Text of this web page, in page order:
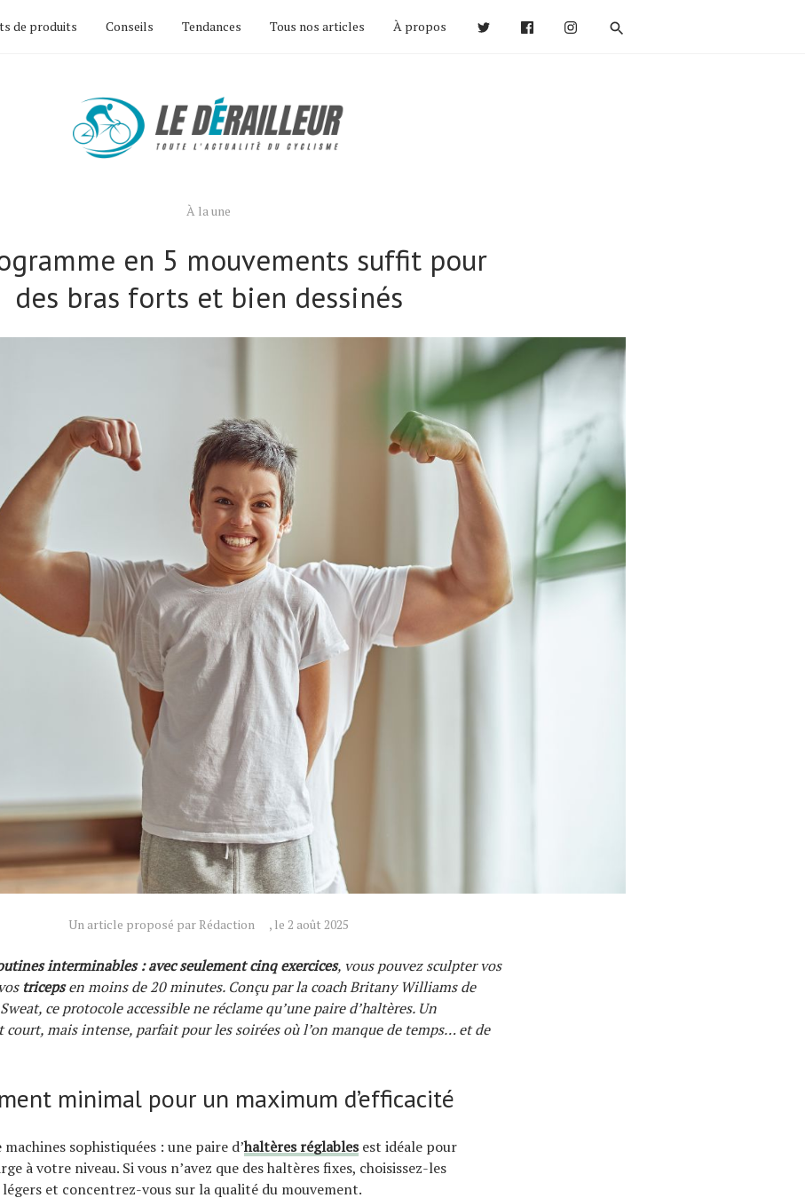
de produits Conseils Tendances Tous nos articles À propos
À la une
en 5 mouvements suffit pour
des bras forts et bien dessinés
Un article proposé par Rédaction , le 2 août 2025
interminables : avec seulement cinq exercices, vous pouvez sculpter vos
tricepsen moins de 20 minutes. Conçu par la coach Britany Williams de
ce protocole accessible ne réclame qu’une paire d’haltères. Un
mais intense, parfait pour les soirées où l’on manque de temps… et de
minimal pour un maximum d’efficacité
machines sophistiquées : une paire d’haltères réglablesest idéale pour
à votre niveau. Si vous n’avez que des haltères fixes, choisissez-les
et concentrez-vous sur la qualité du mouvement.